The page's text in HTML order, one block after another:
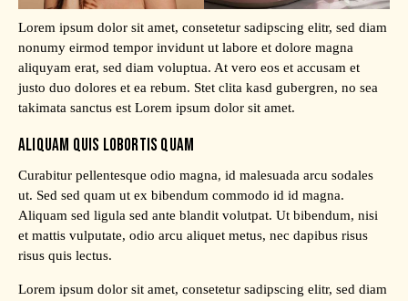
Lorem ipsum dolor sit amet, consetetur sadipscing elitr, sed diam
nonumy eirmod tempor invidunt ut labore et dolore magna
aliquyam erat, sed diam voluptua. At vero eos et accusam et
justo duo dolores et ea rebum. Stet clita kasd gubergren, no sea
takimata sanctus est Lorem ipsum dolor sit amet.
ALIQUAM QUIS LOBORTIS QUAM
Curabitur pellentesque odio magna, id malesuada arcu sodales
ut. Sed sed quam ut ex bibendum commodo id id magna.
Aliquam sed ligula sed ante blandit volutpat. Ut bibendum, nisi
et mattis vulputate, odio arcu aliquet metus, nec dapibus risus
risus quis lectus.
Lorem ipsum dolor sit amet, consetetur sadipscing elitr, sed diam